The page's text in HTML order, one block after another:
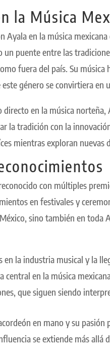
la Música
Ayala en la música
un puente entre las
fuera del país. Su
género se convirtiera
en la música
la tradición con la
mientras exploran nuevas
con múltiples
en festivales y
sino también en toda
en la industria musical y la
central en la música
que siguen siendo
en mano y su
se extiende más allá